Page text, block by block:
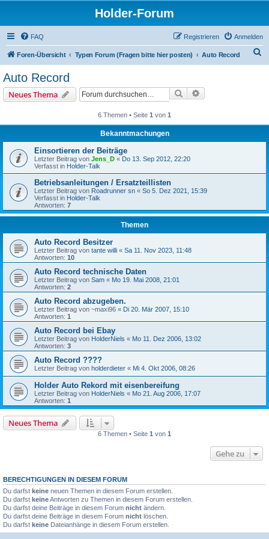
Holder-Forum
FAQ Anmelden
Registrieren
Foren-Übersicht Typen Forum (Fragen bitte hier posten) Auto Record
Auto Record
Neues Thema Suche
6 Themen • Seite 1 von 1
Bekanntmachungen
Einsortieren der Beiträge
Letzter Beitrag von Jens_D « Do 13. Sep 2012, 22:20
Verfasst in Holder-Talk
Betriebsanleitungen / Ersatzteillisten
Letzter Beitrag von Roadrunner sn « So 5. Dez 2021, 15:39
Verfasst in Holder-Talk
Antworten: 7
Themen
Auto Record Besitzer
Letzter Beitrag von tante willi « Sa 11. Nov 2023, 11:48
Antworten: 10
Auto Record technische Daten
Letzter Beitrag von Sam « Mo 19. Mai 2008, 21:01
Antworten: 2
Auto Record abzugeben.
Letzter Beitrag von ~maxi96 « Di 20. Mär 2007, 15:10
Antworten: 1
Auto Record bei Ebay
Letzter Beitrag von HolderNiels « Mo 11. Dez 2006, 13:02
Antworten: 3
Auto Record ????
Letzter Beitrag von holderdieter « Mi 4. Okt 2006, 08:26
Holder Auto Rekord mit eisenbereifung
Letzter Beitrag von HolderNiels « Mo 21. Aug 2006, 17:07
Antworten: 1
Neues Thema
6 Themen • Seite 1 von 1
Gehe zu
BERECHTIGUNGEN IN DIESEM FORUM
Du darfst keine neuen Themen in diesem Forum erstellen.
Du darfst keineAntworten zu Themen in diesem Forum erstellen.
Du darfst deine Beiträge in diesem Forum nicht ändern.
Du darfst deine Beiträge in diesem Forum nicht löschen.
Du darfst keine Dateianhänge in diesem Forum erstellen.